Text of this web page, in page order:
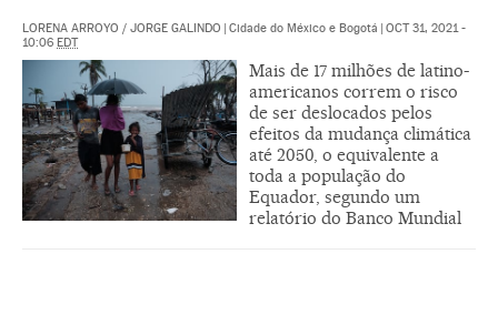
LORENA ARROYO / JORGE GALINDO | Cidade do México e Bogotá | OCT 31, 2021 -
10:06 EDT
Mais de 17 milhões de latino-
americanos correm o risco
de ser deslocados pelos
efeitos da mudança climática
até 2050, o equivalente a
toda a população do
Equador, segundo um
relatório do Banco Mundial